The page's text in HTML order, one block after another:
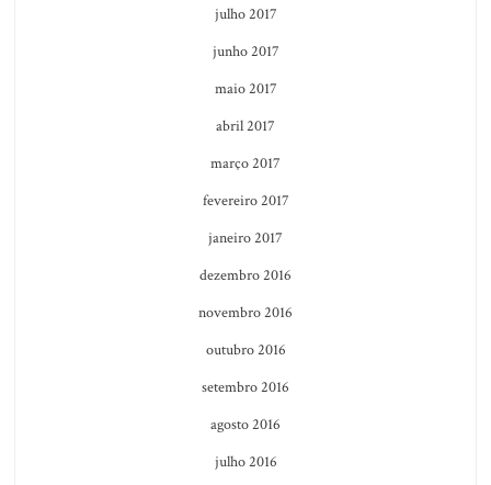
julho 2017
junho 2017
maio 2017
abril 2017
março 2017
fevereiro 2017
janeiro 2017
dezembro 2016
novembro 2016
outubro 2016
setembro 2016
agosto 2016
julho 2016